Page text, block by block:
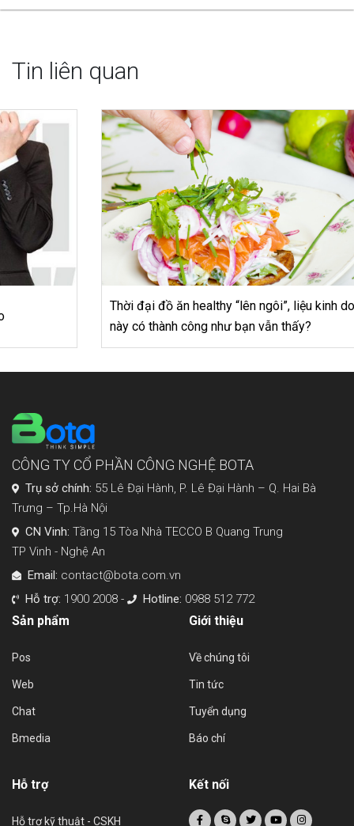
Tin liên quan
Thời đại đồ ăn healthy “lên ngôi”, liệu kinh doanh mô hình
này có thành công như bạn vẫn thấy?
CÔNG TY CỔ PHẦN CÔNG NGHỆ BOTA
Trụ sở chính: 55 Lê Đại Hành, P. Lê Đại Hành – Q. Hai Bà
Trưng – Tp.Hà Nội
CN Vinh: Tầng 15 Tòa Nhà TECCO B Quang Trung
TP Vinh - Nghệ An
Email: contact@bota.com.vn
Hỗ trợ: 1900 2008 - Hotline: 0988 512 772
Sản phẩm
Pos
Web
Chat
Bmedia
Giới thiệu
Về chúng tôi
Tin tức
Tuyển dụng
Báo chí
Hỗ trợ
Hỗ trợ kỹ thuật - CSKH
Kết nối